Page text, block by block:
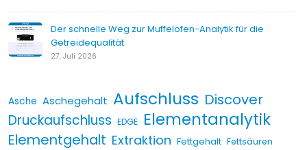
Der schnelle Weg zur Muffelofen-Analytik für die
Getreidequalität
27. Juli 2026
Asche Aschegehalt Aufschluss Discover
Druckaufschluss EDGE Elementanalytik
Elementgehalt Extraktion Fettgehalt Fettsäuren